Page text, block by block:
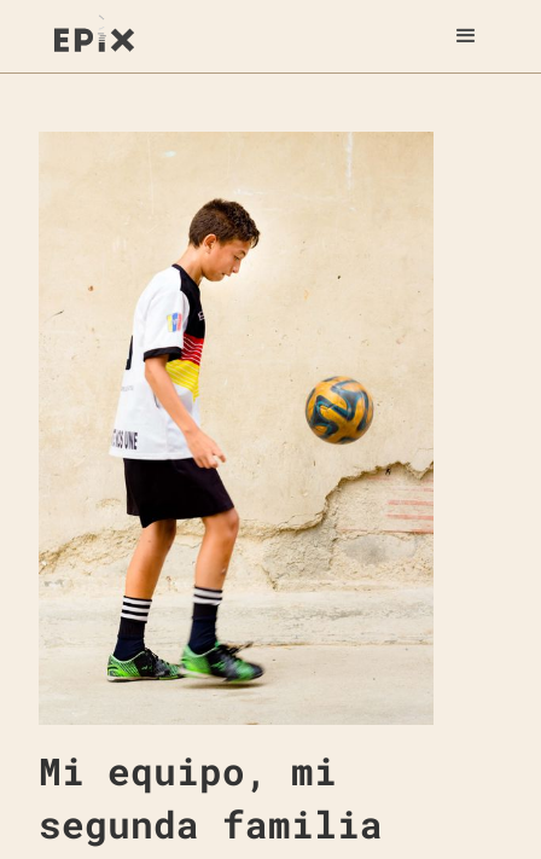
Mi equipo, mi
segunda familia